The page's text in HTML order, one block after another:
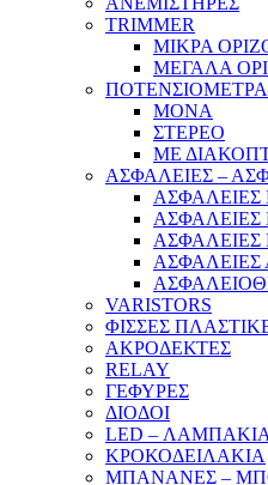
TRIMMER
ΜΙΚΡΑ
ΜΕΓΑΛΑ
ΠΟΤΕΝΣΙΟΜΕΤΡΑ
ΜΟΝΑ
ΣΤΕΡΕΟ
ΜΕ
ΑΣΦΑΛΕΙΕΣ –
ΑΣΦΑΛΕΙΕΣ
ΑΣΦΑΛΕΙΕΣ
ΑΣΦΑΛΕΙΕΣ
VARISTORS
ΦΙΣΣΕΣ
ΑΚΡΟΔΕΚΤΕΣ
RELAY
ΓΕΦΥΡΕΣ
ΔΙΟΔΟΙ
LED – ΛΑΜΠΑΚΙΑ
ΚΡΟΚΟΔΕΙΛΑΚΙΑ
ΜΠΑΝΑΝΕΣ –